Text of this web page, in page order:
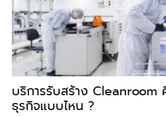
บริการรับสร้าง Cleanroom
ธุรกิจแบบไหน ?